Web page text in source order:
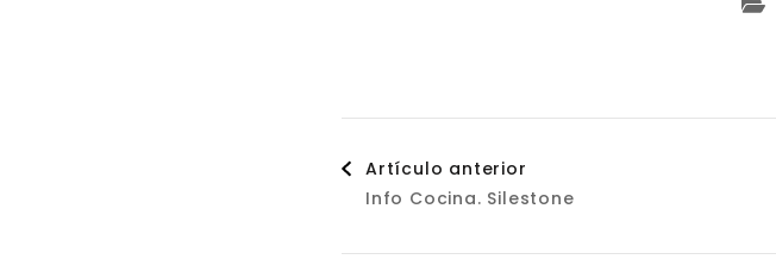
Navegación
de
Artículo anterior
Info Cocina. Silestone